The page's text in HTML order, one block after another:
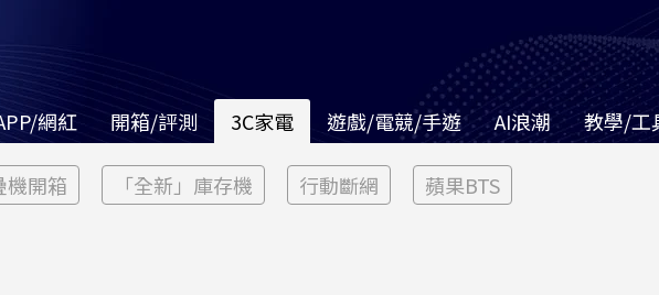
網紅 開箱/評測 3C家電 遊戲/電競/手遊 AI浪潮 教學/工
機開箱 「全新」庫存機 行動斷網 蘋果BTS